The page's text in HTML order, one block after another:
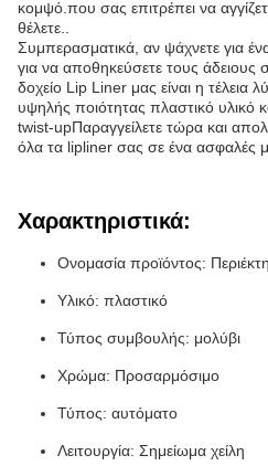
κομψό.που σας επιτρέπει να
θέλετε..
Συμπερασματικά, αν ψάχνετε για
για να αποθηκεύσετε τους
δοχείο Lip Liner μας είναι η
υψηλής ποιότητας πλαστικό υλικό
twist-upΠαραγγείλετε τώρα και
όλα τα lipliner σας σε ένα ασφαλές
Χαρακτηριστικά:
Ονομασία προϊόντος:
Υλικό: πλαστικό
Τύπος συμβουλής: μολύβι
Χρώμα: Προσαρμόσιμο
Τύπος: αυτόματο
Λειτουργία: Σημείωμα χείλη